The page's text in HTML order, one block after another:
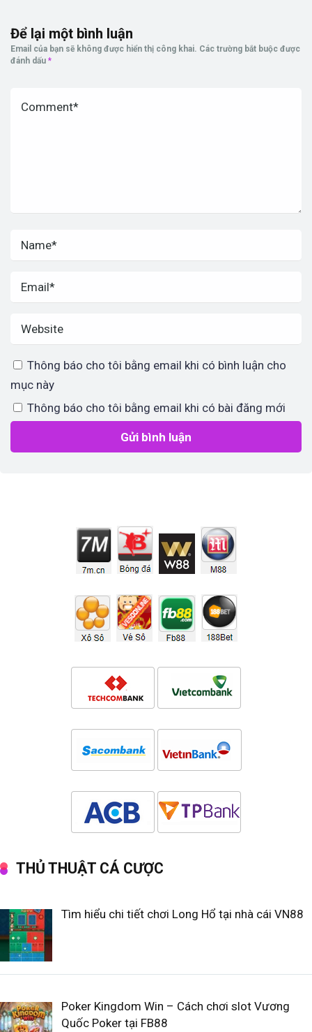
Để lại một bình luận
Email của bạn sẽ không được hiển thị công khai. Các trường bắt buộc được
đánh dấu *
Thông báo cho tôi bằng email khi có bình luận cho
mục này
Thông báo cho tôi bằng email khi có bài đăng mới
THỦ THUẬT CÁ CƯỢC
Tìm hiểu chi tiết chơi Long Hổ tại nhà cái VN88
Poker Kingdom Win – Cách chơi slot Vương
Quốc Poker tại FB88